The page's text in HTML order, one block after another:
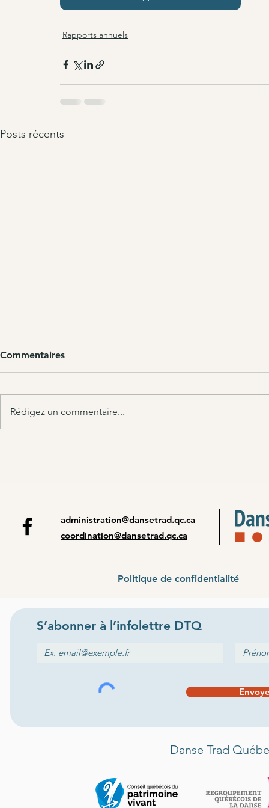
Rapports annuels
Posts récents
Commentaires
Rédigez un commentaire...
administration@dansetrad.qc.ca
coordination@dansetrad.qc.ca
Politique de confidentialité
S’abonner à l’infolettre DTQ
Danse Trad